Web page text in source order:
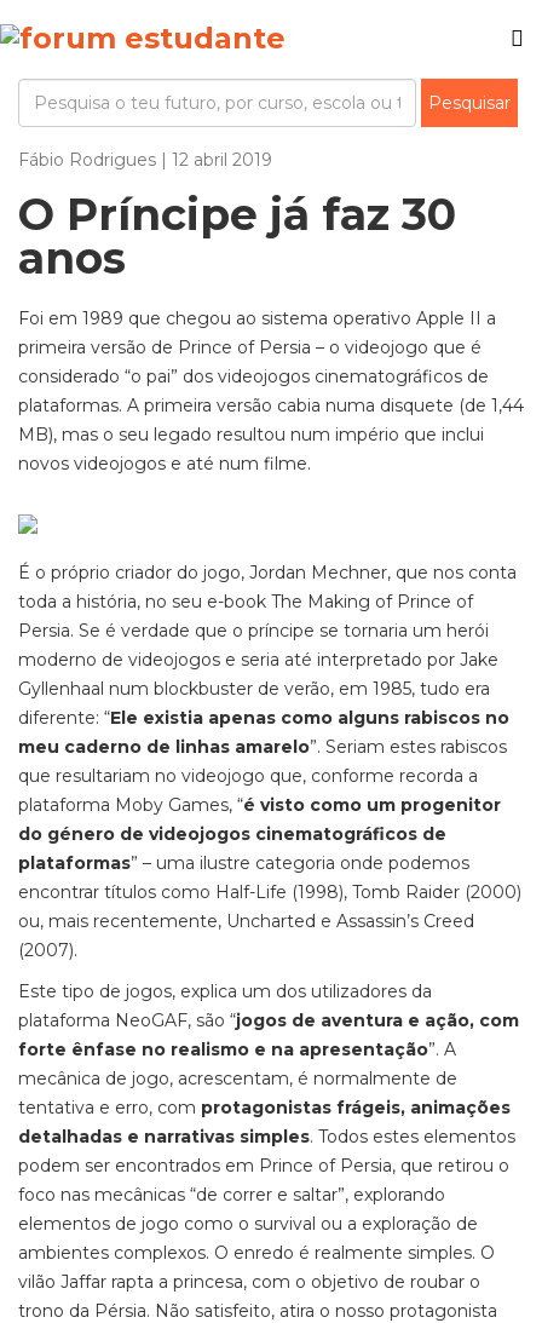
Fábio Rodrigues | 12 abril 2019
O Príncipe já faz 30
anos
Foi em 1989 que chegou ao sistema operativo Apple II a
primeira versão de Prince of Persia – o videojogo que é
considerado “o pai” dos videojogos cinematográficos de
plataformas. A primeira versão cabia numa disquete (de 1,44
MB), mas o seu legado resultou num império que inclui
novos videojogos e até num filme.
É o próprio criador do jogo, Jordan Mechner, que nos conta
toda a história, no seu e-book The Making of Prince of
Persia. Se é verdade que o príncipe se tornaria um herói
moderno de videojogos e seria até interpretado por Jake
Gyllenhaal num blockbuster de verão, em 1985, tudo era
diferente: “Ele existia apenas como alguns rabiscos no
meu caderno de linhas amarelo”. Seriam estes rabiscos
que resultariam no videojogo que, conforme recorda a
plataforma Moby Games, “é visto como um progenitor
do género de videojogos cinematográficos de
plataformas” – uma ilustre categoria onde podemos
encontrar títulos como Half-Life (1998), Tomb Raider (2000)
ou, mais recentemente, Uncharted e Assassin’s Creed
(2007).
Este tipo de jogos, explica um dos utilizadores da
plataforma NeoGAF, são “jogos de aventura e ação, com
forte ênfase no realismo e na apresentação”. A
mecânica de jogo, acrescentam, é normalmente de
tentativa e erro, com protagonistas frágeis, animações
detalhadas e narrativas simples. Todos estes elementos
podem ser encontrados em Prince of Persia, que retirou o
foco nas mecânicas “de correr e saltar”, explorando
elementos de jogo como o survival ou a exploração de
ambientes complexos. O enredo é realmente simples. O
vilão Jaffar rapta a princesa, com o objetivo de roubar o
trono da Pérsia. Não satisfeito, atira o nosso protagonista